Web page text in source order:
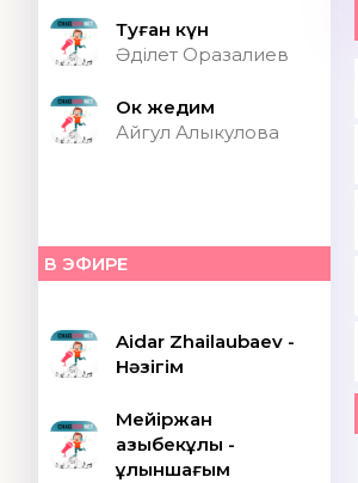
Туған күн
Әділет Оразалиев
Ок жедим
Айгул Алыкулова
В ЭФИРЕ
Aidar Zhailaubaev -
Нәзігім
Мейіржан
Қазыбекұлы -
Құлыншағым